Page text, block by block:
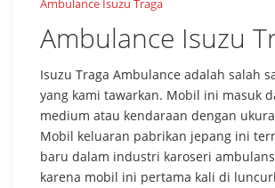
Ambulance Isuzu Traga
Ambulance Isuzu
Isuzu Traga Ambulance adalah salah
yang kami tawarkan. Mobil ini masuk
medium atau kendaraan dengan
Mobil keluaran pabrikan jepang ini
baru dalam industri karoseri
karena mobil ini pertama kali di